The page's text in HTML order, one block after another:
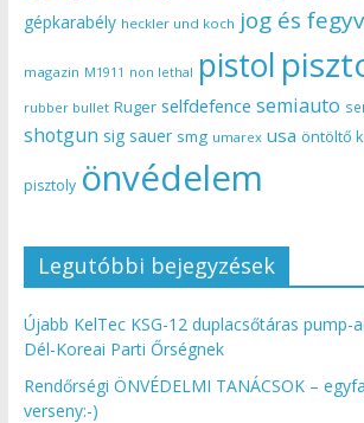
gépkarabély heckler und koch jog és
magazin M1911 non lethal pistol
rubber bullet Ruger selfdefence semiauto
shotgun sig sauer smg umarex usa öntöltő
pisztoly önvédelem
Legutóbbi bejegyzések
Újabb KelTec KSG-12 duplacsőtáras pump-
Dél-Koreai Parti Őrségnek
Rendőrségi ÖNVÉDELMI TANÁCSOK –
verseny:-)